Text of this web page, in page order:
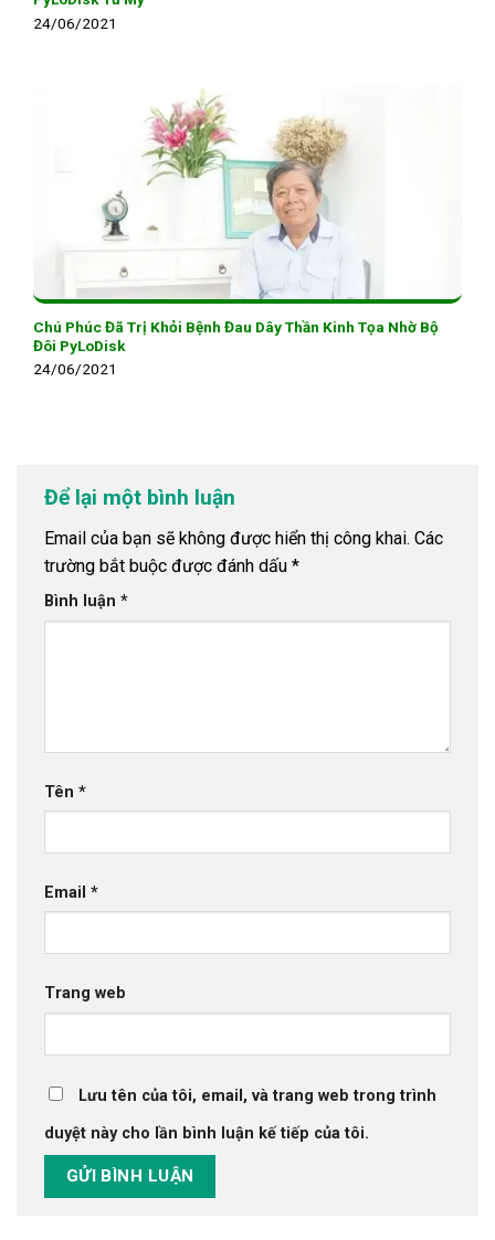
24/06/2021
Chú Phúc Đã Trị Khỏi Bệnh Đau Dây Thần Kinh Tọa Nhờ Bộ
Đôi PyLoDisk
24/06/2021
Để lại một bình luận
Email của bạn sẽ không được hiển thị công khai. Các
trường bắt buộc được đánh dấu *
Bình luận *
Tên *
Email *
Trang web
Lưu tên của tôi, email, và trang web trong trình
duyệt này cho lần bình luận kế tiếp của tôi.